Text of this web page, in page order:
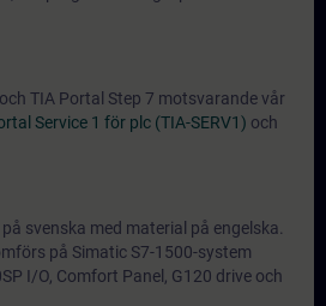
TIA Portal Step 7 motsvarande vår
Service 1 för plc (TIA-SERV1) och
svenska med material på engelska.
på Simatic S7-1500-system
I/O, Comfort Panel, G120 drive och